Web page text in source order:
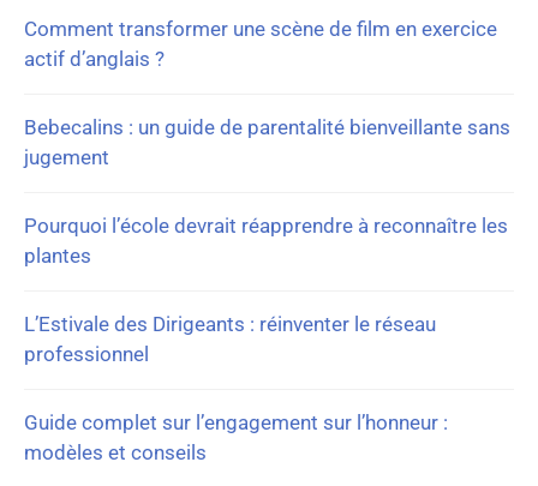
Comment transformer une scène de film en exercice
actif d’anglais ?
Bebecalins : un guide de parentalité bienveillante sans
jugement
Pourquoi l’école devrait réapprendre à reconnaître les
plantes
L’Estivale des Dirigeants : réinventer le réseau
professionnel
Guide complet sur l’engagement sur l’honneur :
modèles et conseils